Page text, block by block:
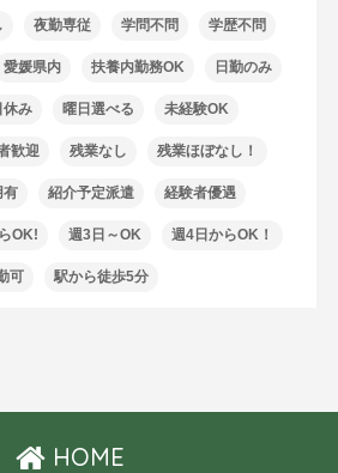
夜勤専従 学問不問 学歴不問
愛媛県内 扶養内勤務OK 日勤のみ
休み 曜日選べる 未経験OK
歓迎 残業なし 残業ほぼなし！
有 紹介予定派遣 経験者優遇
OK! 週3日～OK 週4日からOK！
可 駅から徒歩5分
HOME